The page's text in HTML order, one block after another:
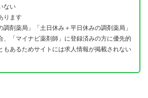
ない
ります
調剤薬局」「土日休み＋平日休みの調剤薬局」
、「マイナビ薬剤師」に登録済みの方に優先的
もあるためサイトには求人情報が掲載されない